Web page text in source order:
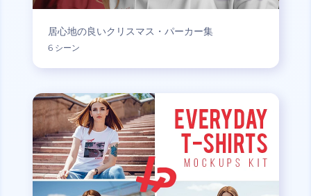
居心地の良いクリスマス・パーカー集
6 シーン